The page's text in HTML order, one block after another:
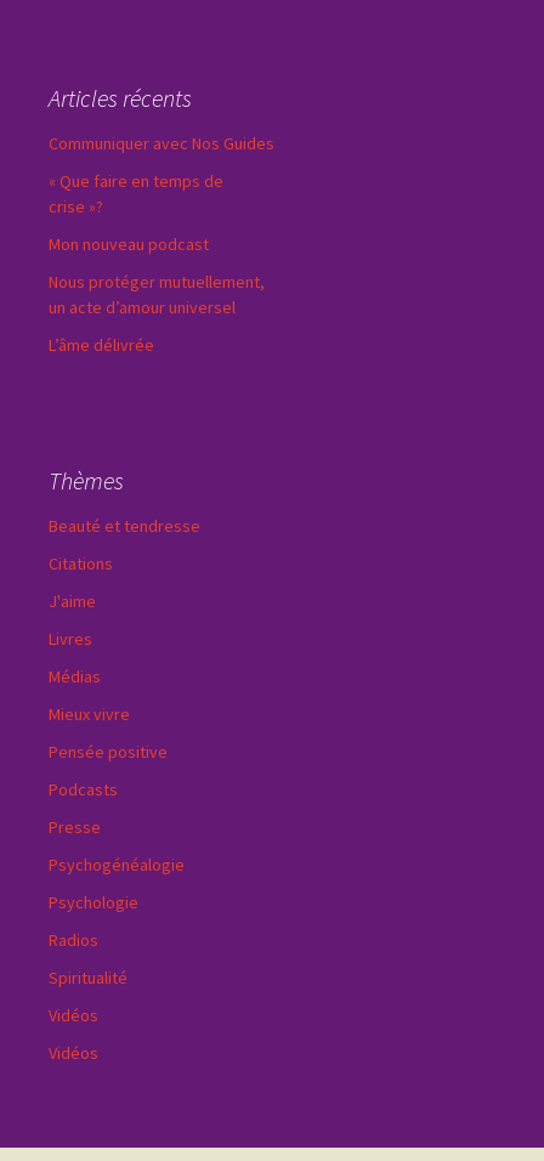
Articles récents
Communiquer avec Nos Guides
« Que faire en temps de
crise »?
Mon nouveau podcast
Nous protéger mutuellement,
un acte d’amour universel
L’âme délivrée
Thèmes
Beauté et tendresse
Citations
J'aime
Livres
Médias
Mieux vivre
Pensée positive
Podcasts
Presse
Psychogénéalogie
Psychologie
Radios
Spiritualité
Vidéos
Vidéos